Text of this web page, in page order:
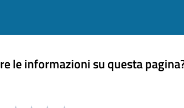
le informazioni su questa